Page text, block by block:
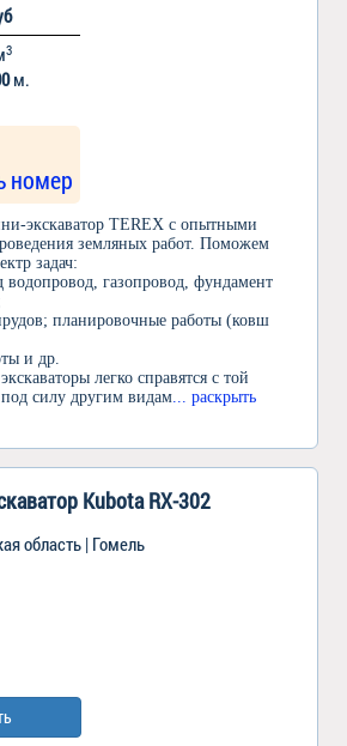
3
м.
номер
экскаватор TEREX с опытными
земляных работ. Поможем
задач:
газопровод, фундамент
планировочные работы (ковш
и др.
легко справятся с той
под силу другим видам... раскрыть
Kubota RX-302
область | Гомель